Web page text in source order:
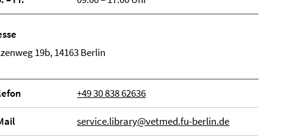
19b, 14163 Berlin
+49 30 838 62636
service.library@vetmed.fu-berlin.de